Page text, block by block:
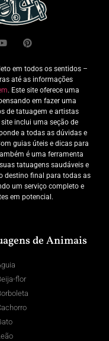
em todos os sentidos –
até as informações
. Este site oferece uma
em fazer uma
de tatuagem e artistas
inclui uma seção de
a todas as dúvidas e
guias úteis e dicas para
é uma ferramenta
tatuagens saudáveis e
destino final para todas as
um serviço completo e
em potencial.
de Animais
flor